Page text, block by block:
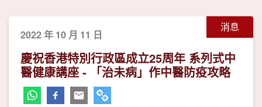
消息
2022 年 10 月 11 日
慶祝香港特別行政區成立25周年 系列式中
醫健康講座 - 「治未病」作中醫防疫攻略